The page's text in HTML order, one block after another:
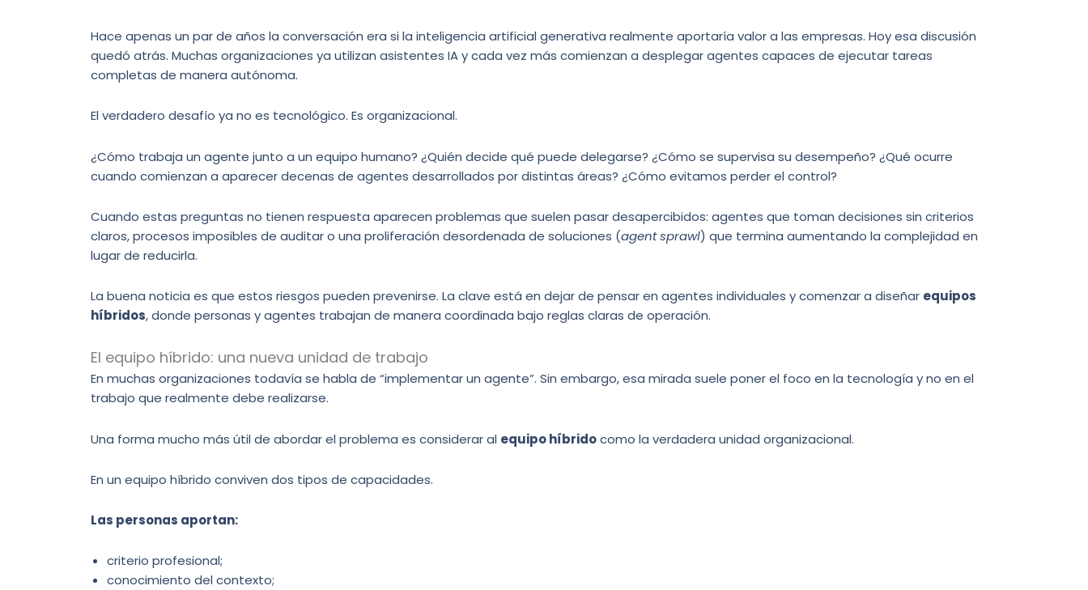
Hace apenas un par de años la conversación era si la inteligencia artificial generativa realmente aportaría valor a las empresas. Hoy esa discusión
quedó atrás. Muchas organizaciones ya utilizan asistentes IA y cada vez más comienzan a desplegar agentes capaces de ejecutar tareas
completas de manera autónoma.
El verdadero desafío ya no es tecnológico. Es organizacional.
¿Cómo trabaja un agente junto a un equipo humano? ¿Quién decide qué puede delegarse? ¿Cómo se supervisa su desempeño? ¿Qué ocurre
cuando comienzan a aparecer decenas de agentes desarrollados por distintas áreas? ¿Cómo evitamos perder el control?
Cuando estas preguntas no tienen respuesta aparecen problemas que suelen pasar desapercibidos: agentes que toman decisiones sin criterios
claros, procesos imposibles de auditar o una proliferación desordenada de soluciones (agent sprawl) que termina aumentando la complejidad en
lugar de reducirla.
La buena noticia es que estos riesgos pueden prevenirse. La clave está en dejar de pensar en agentes individuales y comenzar a diseñar equipos
híbridos, donde personas y agentes trabajan de manera coordinada bajo reglas claras de operación.
El equipo híbrido: una nueva unidad de trabajo
En muchas organizaciones todavía se habla de “implementar un agente”. Sin embargo, esa mirada suele poner el foco en la tecnología y no en el
trabajo que realmente debe realizarse.
Una forma mucho más útil de abordar el problema es considerar al equipo híbridocomo la verdadera unidad organizacional.
En un equipo híbrido conviven dos tipos de capacidades.
Las personas aportan:
criterio profesional;
conocimiento del contexto;